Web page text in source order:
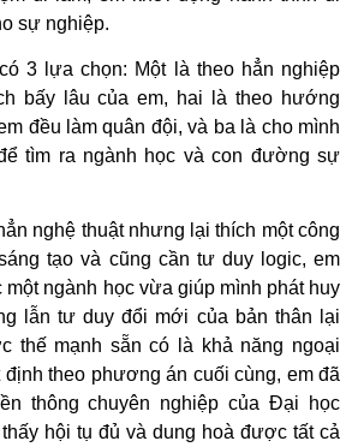
sự nghiệp.
3 lựa chọn: Một là theo hẳn nghiệp
bấy lâu của em, hai là theo hướng
đều làm quân đội, và ba là cho mình
tìm ra ngành học và con đường sự
nghệ thuật nhưng lại thích một công
tạo và cũng cần tư duy logic, em
một ngành học vừa giúp mình phát huy
lẫn tư duy đổi mới của bản thân lại
thế mạnh sẵn có là khả năng ngoại
theo phương án cuối cùng, em đã
thông chuyên nghiệp của Đại học
hội tụ đủ và dung hoà được tất cả